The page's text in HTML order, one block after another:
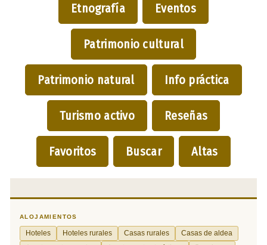
Etnografía Eventos
Patrimonio cultural
Patrimonio natural Info práctica
Turismo activo Reseñas
Favoritos Buscar Altas